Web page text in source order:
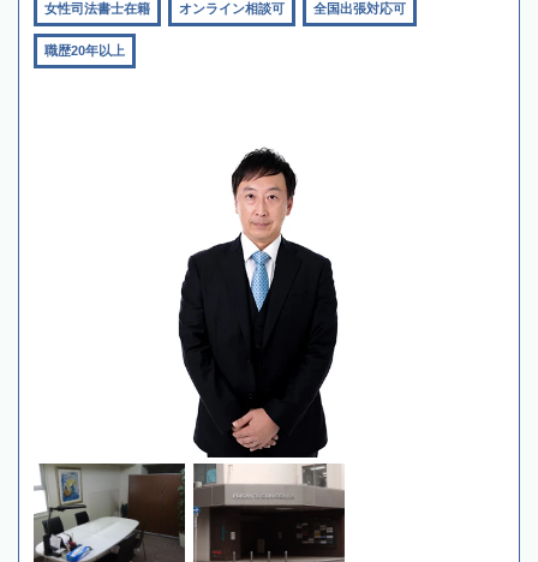
女性司法書士在籍 オンライン相談可 全国出張対応可
職歴20年以上